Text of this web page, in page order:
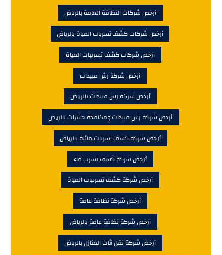
أرخص شركات النظافة العامة بالرياض
أرخص شركات كشف تسربات المياة بالرياض
أرخص شركات كشف تسريبات المياة
أرخص شركة رش مبيدات
أرخص شركة رش مبيدات بالرياض
أرخص شركة رش مبيدات ومكافحة حشرات بالرياض
أرخص شركة كشف تسربات مائية بالرياض
أرخص شركة كشف تسرب ماء
أرخص شركة كشف تسريبات المياة
أرخص شركة نظافة عامة
أرخص شركة نظافة عامة بالرياض
أرخص شركة نقل أثاث المنازل بالرياض